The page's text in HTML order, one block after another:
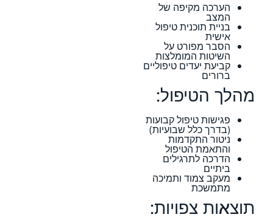
הערכה מקיפה של
המצב
בניית תוכנית טיפול
אישית
הסבר מפורט על
השיטות המומלצות
קביעת יעדים טיפוליים
ברורים
מהלך הטיפול:
פגישות טיפול קבועות
(בדרך כלל שבועיות)
ניטור התקדמות
והתאמת הטיפול
הדרכה לתרגילים
ביתיים
מעקב צמוד ותמיכה
מתמשכת
תוצאות צפויות: